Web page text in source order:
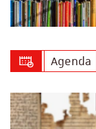
Agenda